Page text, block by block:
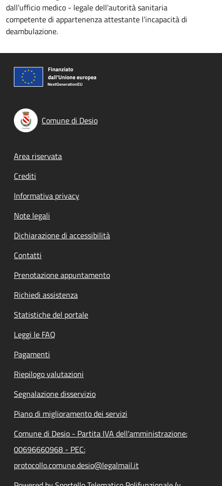
dall’ufficio medico - legale dell'autorità sanitaria
competente di appartenenza attestante l’incapacità di
deambulazione.
Comune di Desio
Footer menu
Area riservata
Crediti
Informativa privacy
Note legali
Dichiarazione di accessibilità
Contatti
Prenotazione appuntamento
Richiedi assistenza
Statistiche del portale
Leggi le FAQ
Pagamenti
Riepilogo valutazioni
Segnalazione disservizio
Piano di miglioramento dei servizi
Comune di Desio - Partita IVA dell'amministrazione:
00696660968 - PEC:
protocollo.comune.desio@legalmail.it